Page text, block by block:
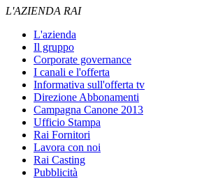
L'AZIENDA RAI
L'azienda
Il gruppo
Corporate governance
I canali e l'offerta
Informativa sull'offerta tv
Direzione Abbonamenti
Campagna Canone 2013
Ufficio Stampa
Rai Fornitori
Lavora con noi
Rai Casting
Pubblicità